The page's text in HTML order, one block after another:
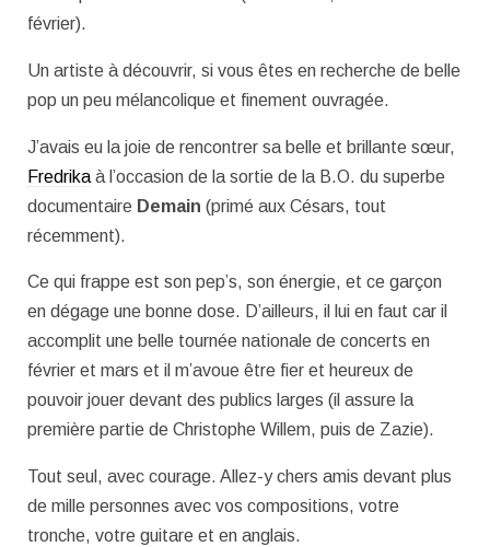
février).
Un artiste à découvrir, si vous êtes en recherche de belle
pop un peu mélancolique et finement ouvragée.
J’avais eu la joie de rencontrer sa belle et brillante sœur,
Fredrika à l’occasion de la sortie de la B.O. du superbe
documentaire Demain (primé aux Césars, tout
récemment).
Ce qui frappe est son pep’s, son énergie, et ce garçon
en dégage une bonne dose. D’ailleurs, il lui en faut car il
accomplit une belle tournée nationale de concerts en
février et mars et il m’avoue être fier et heureux de
pouvoir jouer devant des publics larges (il assure la
première partie de Christophe Willem, puis de Zazie).
Tout seul, avec courage. Allez-y chers amis devant plus
de mille personnes avec vos compositions, votre
tronche, votre guitare et en anglais.